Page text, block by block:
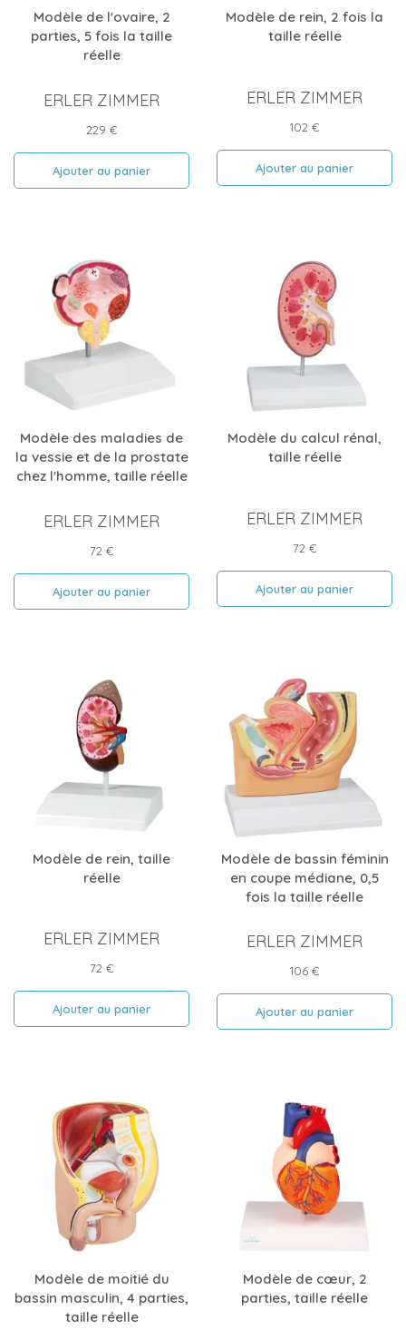
Modèle de l'ovaire, 2
parties, 5 fois la taille
réelle
ERLER ZIMMER
Prix
229 €
Ajouter au panier
Modèle de rein, 2 fois la
taille réelle
ERLER ZIMMER
Prix
102 €
Ajouter au panier
Modèle des maladies de
la vessie et de la prostate
chez l'homme, taille réelle
ERLER ZIMMER
Prix
72 €
Ajouter au panier
Modèle du calcul rénal,
taille réelle
ERLER ZIMMER
Prix
72 €
Ajouter au panier
Modèle de rein, taille
réelle
ERLER ZIMMER
Prix
72 €
Ajouter au panier
Modèle de bassin féminin
en coupe médiane, 0,5
fois la taille réelle
ERLER ZIMMER
Prix
106 €
Ajouter au panier
Modèle de moitié du
bassin masculin, 4 parties,
taille réelle
Modèle de cœur, 2
parties, taille réelle